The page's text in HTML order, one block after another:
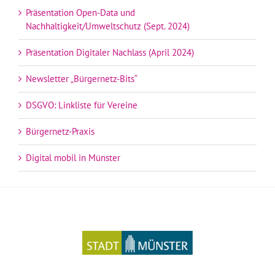
Präsentation Open-Data und
Nachhaltigkeit/Umweltschutz (Sept. 2024)
Präsentation Digitaler Nachlass (April 2024)
Newsletter „Bürgernetz-Bits“
DSGVO: Linkliste für Vereine
Bürgernetz-Praxis
Digital mobil in Münster